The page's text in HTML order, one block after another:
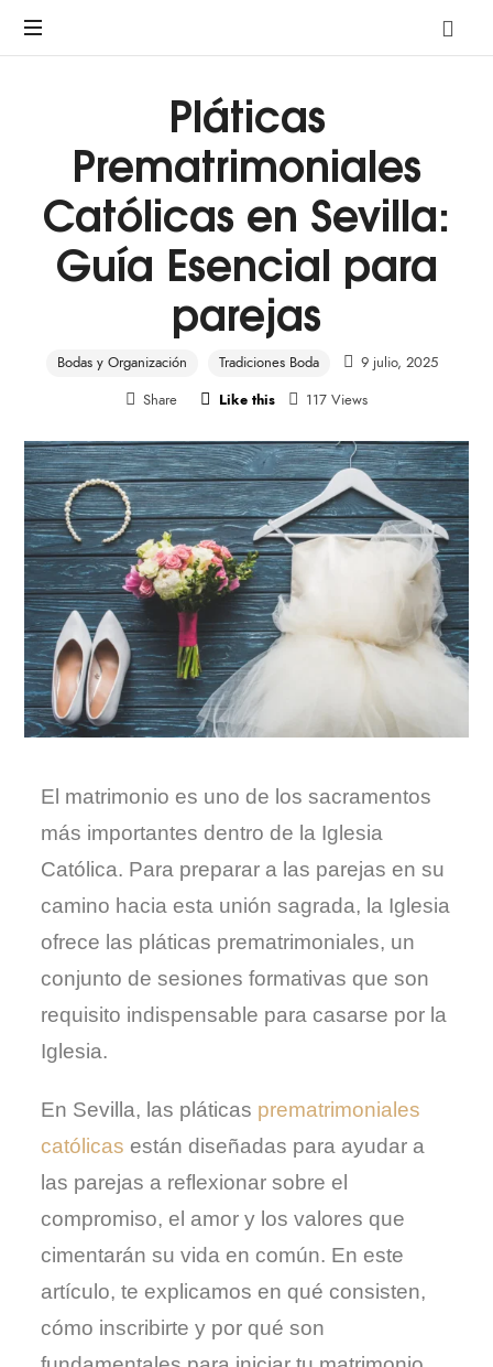
Pláticas
Prematrimoniales
Católicas en Sevilla:
Guía Esencial para
parejas
Bodas y Organización Tradiciones Boda
9 julio, 2025
Share
Like this 117 Views
El matrimonio es uno de los sacramentos
más importantes dentro de la Iglesia
Católica. Para preparar a las parejas en su
camino hacia esta unión sagrada, la Iglesia
ofrece las pláticas prematrimoniales, un
conjunto de sesiones formativas que son
requisito indispensable para casarse por la
Iglesia.
En Sevilla, las pláticas prematrimoniales
católicas están diseñadas para ayudar a
las parejas a reflexionar sobre el
compromiso, el amor y los valores que
cimentarán su vida en común. En este
artículo, te explicamos en qué consisten,
cómo inscribirte y por qué son